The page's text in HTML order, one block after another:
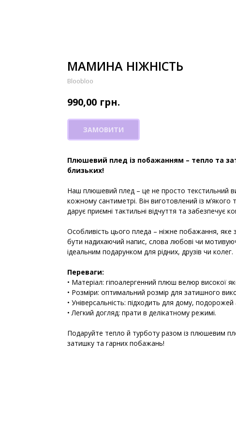
МАМИНА НІЖНІСТЬ
Bloobloo
990,00 грн.
ЗАМОВИТИ
Плюшевий плед із побажанням – тепло та
близьких!
Наш плюшевий плед – це не просто текстильний
кожному сантиметрі. Він виготовлений із м’якого
дарує приємні тактильні відчуття та забезпечує
Особливість цього пледа – ніжне побажання, яке
бути надихаючий напис, слова любові чи
ідеальним подарунком для рідних, друзів чи колег.
Переваги:
• Матеріал: гіпоалергенний плюш велюр високої
• Розміри: оптимальний розмір для затишного
• Універсальність: підходить для дому,
• Легкий догляд: прати в делікатному режимі.
Подаруйте тепло й турботу разом із плюшевим
затишку та гарних побажань!